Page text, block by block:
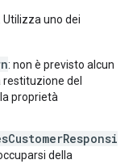
Utilizza uno dei
: non è previsto alcun
del
proprietà
della